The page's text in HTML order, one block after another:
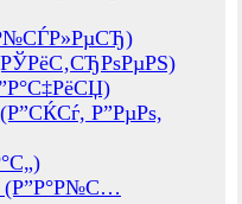
Р”РµРѕ,
(Р”Р°Р№С…